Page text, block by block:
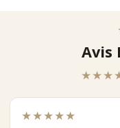
Avis
★★★★★